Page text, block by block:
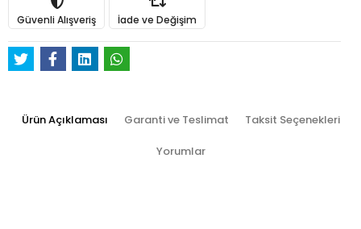
Güvenli Alışveriş İade ve Değişim
Ürün Açıklaması Garanti ve Teslimat Taksit Seçenekleri
Yorumlar